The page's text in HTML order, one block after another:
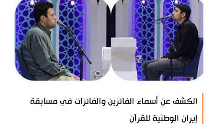
الكشف عن أسماء الفائزين والفائزات في مسابقة
إيران الوطنية للقرآن